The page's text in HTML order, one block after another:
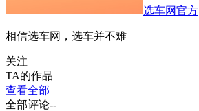
选车网官方
相信选车网，选车并不难
关注
TA的作品
查看全部
全部评论--